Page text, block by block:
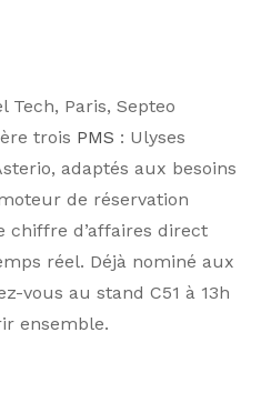
Tech, Paris, Septeo
trois PMS : Ulyses
adaptés aux besoins
de réservation
chiffre d’affaires direct
réel. Déjà nominé aux
vous au stand C51 à 13h
ensemble.